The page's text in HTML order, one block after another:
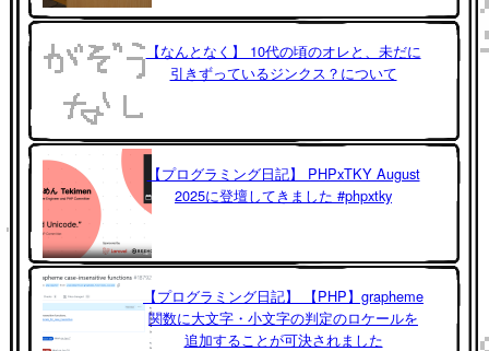
【なんとなく】 10代の頃のオレと、未だに
引きずっているジンクス？について
【プログラミング日記】 PHPxTKY August
2025に登壇してきました #phpxtky
【プログラミング日記】 【PHP】grapheme
関数に大文字・小文字の判定のロケールを
追加することが可決されました